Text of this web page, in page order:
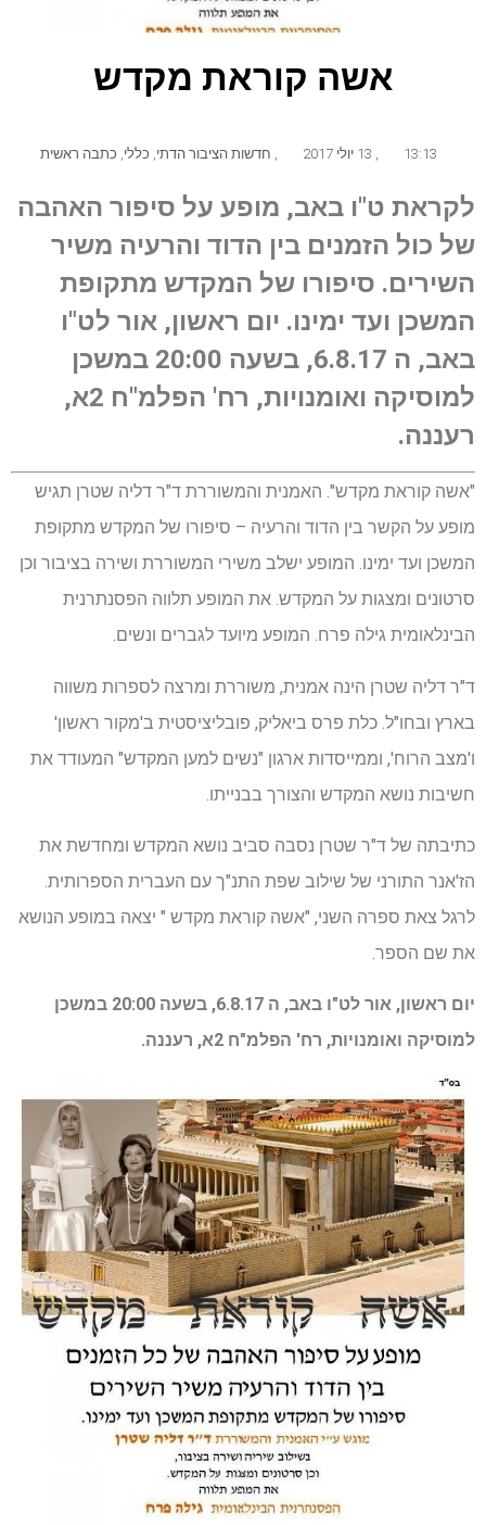
אשה קוראת מקדש
13:13 חדשות הציבור הדתי כללי כתבה ראשית
לקראת ט"ו באב, מופע על סיפור האהבה
של כול הזמנים בין הדוד והרעיה משיר
השירים. סיפורו של המקדש מתקופת
המשכן ועד ימינו. יום ראשון, אור לט"ו
באב, ה 6.8.17, בשעה 20:00 במשכן
למוסיקה ואומנויות, רח' הפלמ"ח 2א,
רעננה.
"אשה קוראת מקדש". האמנית והמשוררת ד"ר דליה שטרן תגיש
מופע על הקשר בין הדוד והרעיה – סיפורו של המקדש מתקופת
המשכן ועד ימינו. המופע ישלב משירי המשוררת ושירה בציבור וכן
סרטונים ומצגות על המקדש. את המופע תלווה הפסנתרנית
הבינלאומית גילה פרח. המופע מיועד לגברים ונשים.
ד"ר דליה שטרן הינה אמנית, משוררת ומרצה לספרות משווה
בארץ ובחו"ל. כלת פרס ביאליק, פובליציסטית ב'מקור ראשון'
ו'מצב הרוח', וממייסדות ארגון "נשים למען המקדש" המעודד את
חשיבות נושא המקדש והצורך בבנייתו.
כתיבתה של ד"ר שטרן נסבה סביב נושא המקדש ומחדשת את
הז'אנר התורני של שילוב שפת התנ"ך עם העברית הספרותית.
לרגל צאת ספרה השני, "אשה קוראת מקדש " יצאה במופע הנושא
את שם הספר.
יום ראשון, אור לט"ו באב, ה 6.8.17, בשעה 20:00 במשכן
למוסיקה ואומנויות, רח' הפלמ"ח 2א, רעננה.